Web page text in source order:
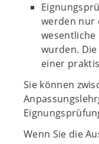
werden nur
wurden.
einer
Sie können
Wenn Sie die